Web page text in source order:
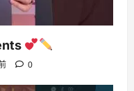
0